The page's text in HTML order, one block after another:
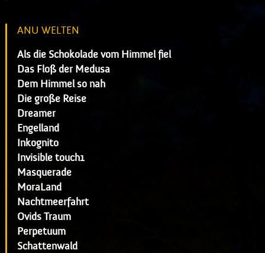
ANU WELTEN
Als die Schokolade vom Himmel fiel
Das Floß der Medusa
Dem Himmel so nah
Die große Reise
Dreamer
Engelland
Inkognito
Invisible touch1
Masquerade
MoraLand
Nachtmeerfahrt
Ovids Traum
Perpetuum
Schattenwald